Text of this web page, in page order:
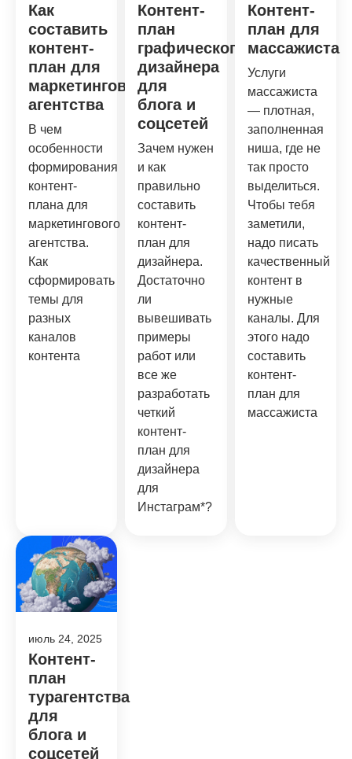
Как
составить
контент-
план для
маркетингового
агентства
В чем
особенности
формирования
контент-
плана для
маркетингового
агентства.
Как
сформировать
темы для
разных
каналов
контента
Контент-
план
графического
дизайнера
для
блога и
соцсетей
Зачем нужен
и как
правильно
составить
контент-
план для
дизайнера.
Достаточно
ли
вывешивать
примеры
работ или
все же
разработать
четкий
контент-
план для
дизайнера
для
Инстаграм*?
Контент-
план для
массажиста
Услуги
массажиста
— плотная,
заполненная
ниша, где не
так просто
выделиться.
Чтобы тебя
заметили,
надо писать
качественный
контент в
нужные
каналы. Для
этого надо
составить
контент-
план для
массажиста
июль 24, 2025
Контент-
план
турагентства
для
блога и
соцсетей